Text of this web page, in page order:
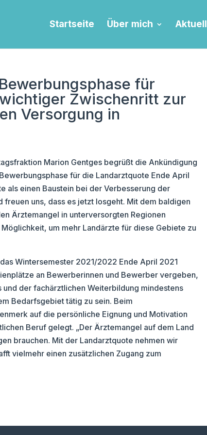
Startseite Über mich Aktuell
für
Zwischenritt zur
Versorgung in
Marion Gentges begrüßt die Ankündigung
für die Landarztquote Ende April
als einen Baustein bei der Verbesserung der
uns, dass es jetzt losgeht. Mit dem baldigen
Ärztemangel in unterversorgten Regionen
um mehr Landärzte für diese Gebiete zu
Wintersemester 2021/2022 Ende April 2021
an Bewerberinnen und Bewerber vergeben,
der fachärztlichen Weiterbildung mindestens
Bedarfsgebiet tätig zu sein. Beim
auf die persönliche Eignung und Motivation
Beruf gelegt. „Der Ärztemangel auf dem Land
brauchen. Mit der Landarztquote nehmen wir
vielmehr einen zusätzlichen Zugang zum